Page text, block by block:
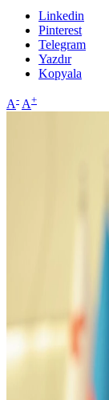
Linkedin
Pinterest
Telegram
Yazdır
Kopyala
A- A+